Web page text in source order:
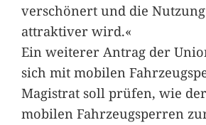
verschönert und die Nutzung
attraktiver wird.«
Ein weiterer Antrag der
sich mit mobilen
Magistrat soll prüfen, wie
mobilen Fahrzeugsperren